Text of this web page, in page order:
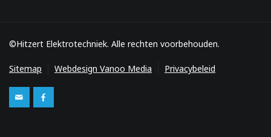
©Hitzert Elektrotechniek. Alle rechten voorbehouden.
Sitemap Webdesign Vanoo Media Privacybeleid